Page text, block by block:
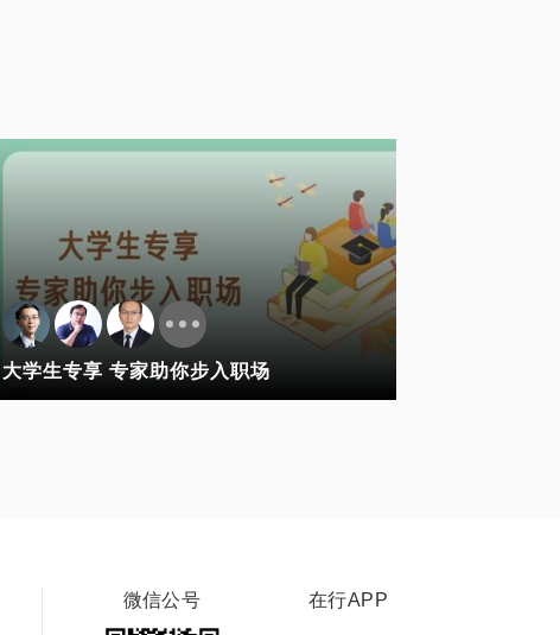
大学生专享 专家助你步入职场
微信公号 在行APP